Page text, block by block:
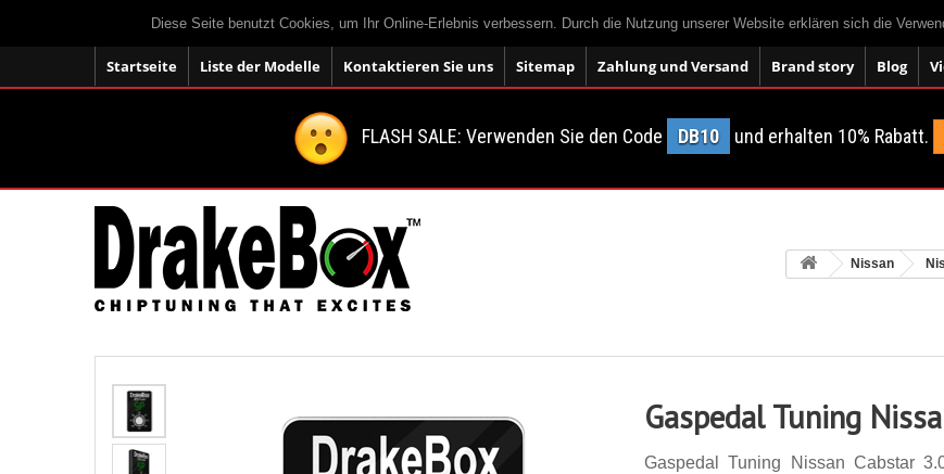
Diese Seite benutzt Cookies, um Ihr Online-Erlebnis verbessern. Durch die Nutzung unserer Website erklären sich die
Startseite Liste der Modelle Kontaktieren Sie uns Sitemap Zahlung und Versand Brand story Blog
FLASH SALE: Verwenden Sie den Code DB10 und erhalten 10% Rabatt.
Nissan
Gaspedal Tuning
Gaspedal Tuning Nissan Cabstar